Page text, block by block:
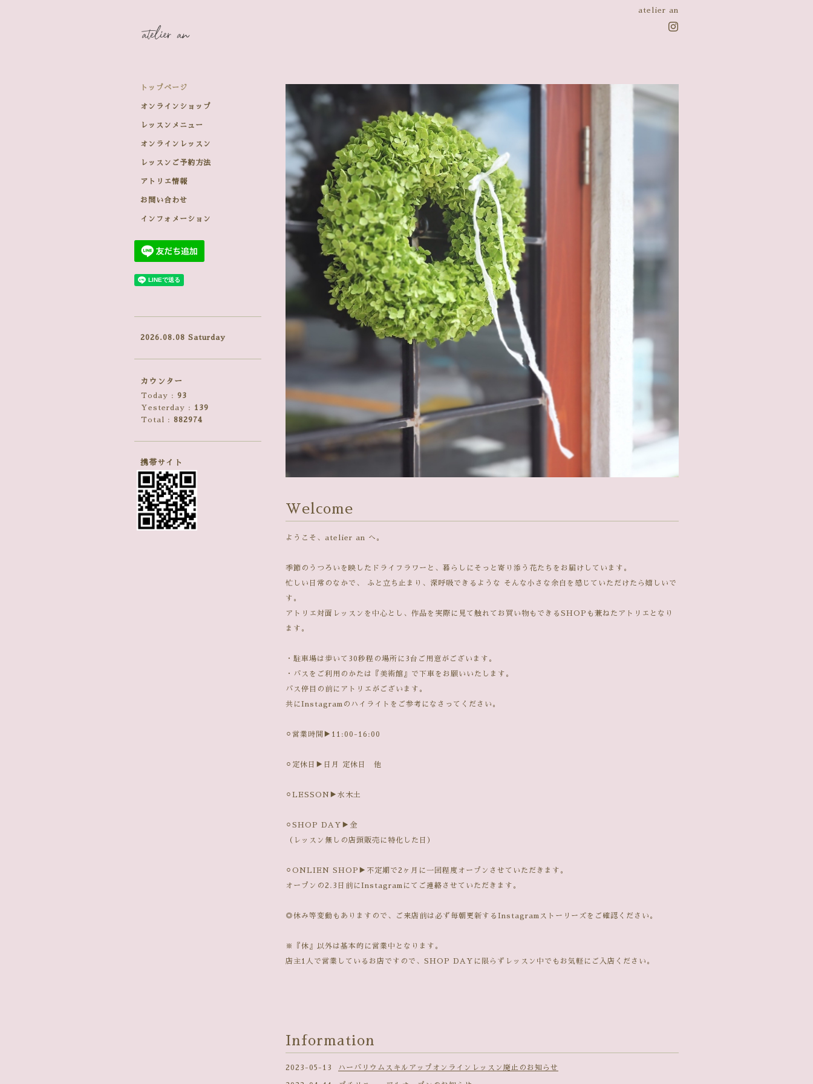
atelier an
Welcome
ようこそ、atelier an へ。
季節のうつろいを映したドライフラワーと、暮らしにそっと寄り添う花たちをお届けしています。
忙しい日常のなかで、 ふと立ち止まり、深呼吸できるような そんな小さな余白を感じていただけたら嬉しいで
す。
アトリエ対面レッスンを中心とし、作品を実際に見て触れてお買い物もできるSHOPも兼ねたアトリエとなり
ます。
・駐車場は歩いて30秒程の場所に3台ご用意がございます。
・バスをご利用のかたは『美術館』で下車をお願いいたします。
バス停目の前にアトリエがございます。
共にInstagramのハイライトをご参考になさってください。
⚪︎営業時間▶︎11:00-16:00
⚪︎定休日▶︎日月 定休日 他
⚪︎LESSON▶︎水木土
⚪︎SHOP DAY▶︎金
（レッスン無しの店頭販売に特化した日）
⚪︎ONLIEN SHOP▶︎不定期で2ヶ月に一回程度オープンさせていただきます。
オープンの2.3日前にInstagramにてご連絡させていただきます。
◎休み等変動もありますので、ご来店前は必ず毎朝更新するInstagramストーリーズをご確認ください。
※『休』以外は基本的に営業中となります。
店主1人で営業しているお店ですので、SHOP DAYに限らずレッスン中でもお気軽にご入店ください。
Information
2023-05-13 ハーバリウムスキルアップオンラインレッスン廃止のお知らせ
トップページ
オンラインショップ
レッスンメニュー
オンラインレッスン
レッスンご予約方法
アトリエ情報
お問い合わせ
インフォメーション
2026.08.08 Saturday
カウンター
Today : 93
Yesterday : 139
Total : 882974
携帯サイト